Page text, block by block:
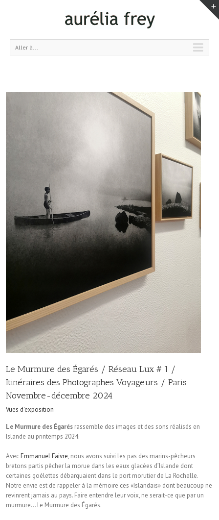
Aller à...
Le Murmure des Égarés / Réseau Lux # 1 /
Itinéraires des Photographes Voyageurs / Paris
Novembre-décembre 2024
Vues d'exposition
Le Murmure des Égarés rassemble des images et des sons réalisés en
Islande au printemps 2024.
AvecEmmanuel Faivre, nous avons suivi les pas des marins-pêcheurs
bretons partis pêcher la morue dans les eaux glacées d’Islande dont
certaines goélettes débarquaient dans le port morutier de La Rochelle.
Notre envie est de rappeler à la mémoire ces «Islandais» dont beaucoup ne
revinrent jamais au pays. Faire entendre leur voix, ne serait-ce que par un
murmure… Le Murmure des Égarés.